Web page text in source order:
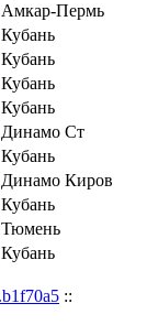
Амкар-Пермь
Кубань
Кубань
Кубань
Кубань
Динамо Ст
Кубань
Динамо Киров
Кубань
Тюмень
Кубань
::